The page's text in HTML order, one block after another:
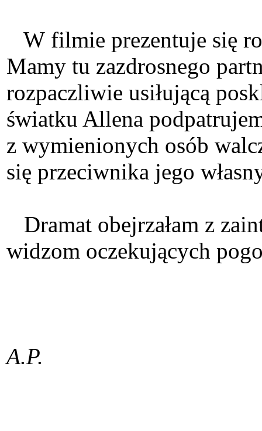
W filmie prezentuje się
Mamy tu zazdrosnego
rozpaczliwie usiłującą
światku Allena
z wymienionych osób
się przeciwnika jego
Dramat obejrzałam z
widzom
A.P.